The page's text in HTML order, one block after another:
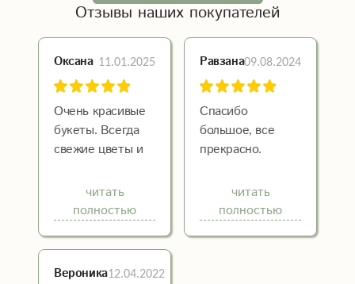
Отзывы наших покупателей
Оксана 11.01.2025
Очень красивые
букеты. Всегда
свежие цветы и
долго стоят.Уже
не раз мне муж
оформлял
доставку букета
из этого
читать
полностью
Равзана09.08.2024
Спасибо
большое, все
прекрасно.
улыбку на лице
человека )))
читать
полностью
Вероника12.04.2022